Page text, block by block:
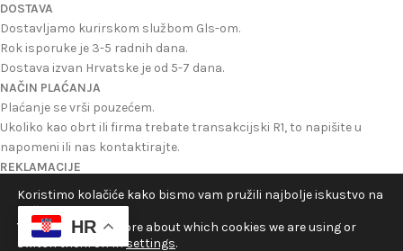
DOSTAVA
Dostavljamo kurirskom službom Gls-om.
Rok isporuke je 3-5 radnih dana.
Dostava izvan Hrvatske je od 5-7 dana.
NAČIN PLAĆANJA
Plaćanje se vrši pouzećem.
Ukoliko kao obrt ili firma trebate transakcijski R1, to napišite u
napomeni ili nas kontaktirajte.
REKLAMACIJE
Reklamacije se mogu izvrsiti ukoliko ste dobili oštecen proizvod ili
ukoliko nije onakav kakav je na slici na webu.
Možete zatražiti povrat novca ili novi proizvod u zamjenu.
©2024 Velikogorički Hrelić - Sva prava pridržana
HR
Koristimo kolačiće kako bismo vam pružili najbolje iskustvo na
našoj web stranici.
You can find out more about which cookies we are using or
switch them off insettings.